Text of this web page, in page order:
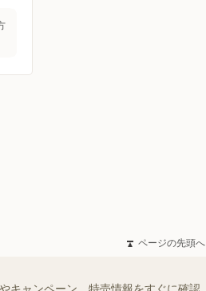
ページの先頭へ